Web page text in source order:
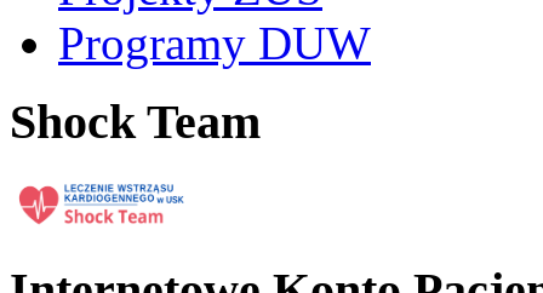
Programy DUW
Shock Team